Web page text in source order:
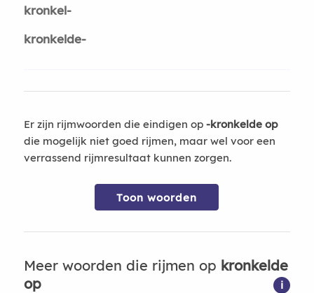
kronkel-
kronkelde-
Er zijn rijmwoorden die eindigen op -kronkelde op
die mogelijk niet goed rijmen, maar wel voor een
verrassend rijmresultaat kunnen zorgen.
Toon woorden
Meer woorden die rijmen op kronkelde
op
i